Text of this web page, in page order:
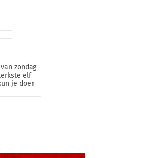
zondag
elf
je doen